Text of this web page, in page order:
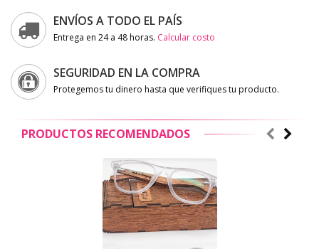
ENVÍOS A TODO EL PAÍS
Entrega en 24 a 48 horas. Calcular costo
SEGURIDAD EN LA COMPRA
Protegemos tu dinero hasta que verifiques tu producto.
PRODUCTOS RECOMENDADOS